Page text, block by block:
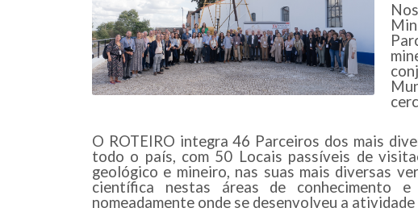
O ROTEIRO integra 46 Parceiros dos mais
todo o país, com 50 Locais passíveis de
geológico e mineiro, nas suas mais diversas
científica nestas áreas de conhecimento
nomeadamente onde se desenvolveu a atividade